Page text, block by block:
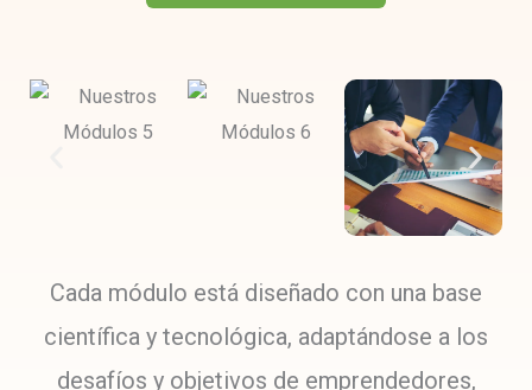
Cada módulo está diseñado con una base
científica y tecnológica, adaptándose a los
desafíos y objetivos de emprendedores,